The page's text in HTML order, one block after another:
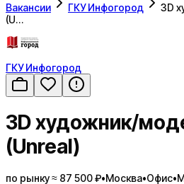
Вакансии ГКУ Инфогород
3D
(U…
ГКУ Инфогород
3D художник/
(Unreal)
по рынку ≈ 87 500 ₽•Москва•Офис•